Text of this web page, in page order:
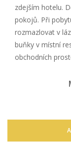
zdejším hotelu.
pokojů. Při
rozmazlovat v
buňky v místní
obchodních